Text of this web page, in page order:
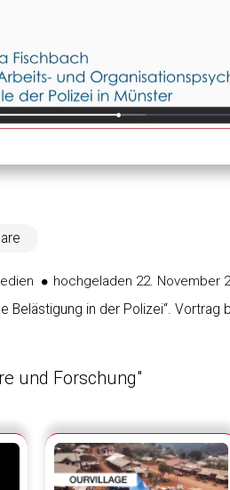
hochgeladen 22. November
Belästigung in der Polizei“.
und Forschung"